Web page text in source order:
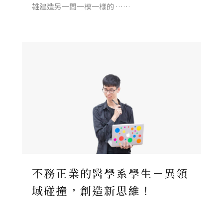
雄建造另一間一模一樣的 ……
不務正業的醫學系學生－異領
域碰撞，創造新思維！